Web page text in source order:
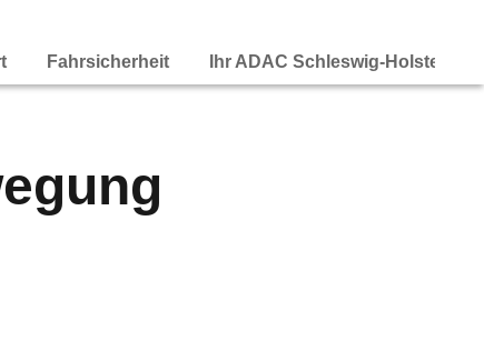
Fahrsicherheit Ihr ADAC Schleswig-Holstein